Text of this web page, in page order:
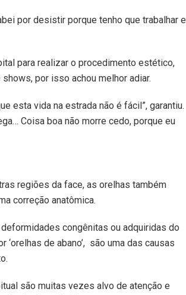
por desistir porque tenho que trabalhar e
para realizar o procedimento estético,
por isso achou melhor adiar.
esta vida na estrada não é fácil”, garantiu.
Coisa boa não morre cedo, porque eu
regiões da face, as orelhas também
correção anatômica.
congênitas ou adquiridas do
de abano’, são uma das causas
são muitas vezes alvo de atenção e